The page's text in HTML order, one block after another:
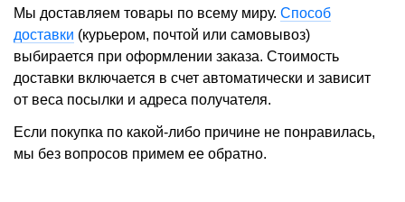
Мы доставляем товары по всему миру. Способ
доставки (курьером, почтой или самовывоз)
выбирается при оформлении заказа. Стоимость
доставки включается в счет автоматически и зависит
от веса посылки и адреса получателя.
Если покупка по какой-либо причине не понравилась,
мы без вопросов примем ее обратно.